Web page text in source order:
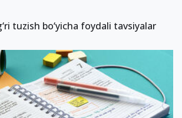
tuzish bo‘yicha foydali tavsiyalar